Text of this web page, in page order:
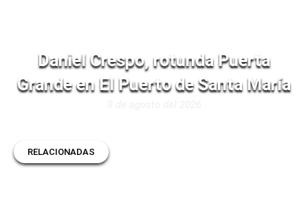
Daniel Crespo, rotunda Puerta
Grande en El Puerto de Santa María
RELACIONADAS